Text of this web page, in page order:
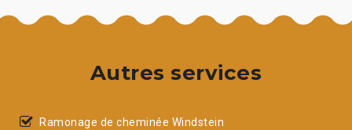
Autres services
Ramonage de cheminée Windstein